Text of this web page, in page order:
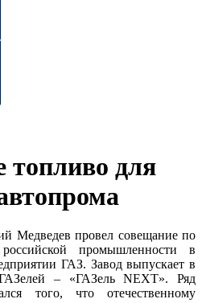
топливо для
Медведев провел совещание по
промышленности в
ГАЗ. Завод выпускает в
– «ГАЗель NEXT». Ряд
того, что отечественному